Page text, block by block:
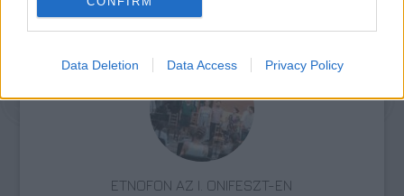
Data Deletion Data Access Privacy Policy
AZ EMBERSÉG ÜNNEPE
ETNOFON AZ I. ONIFESZT-EN